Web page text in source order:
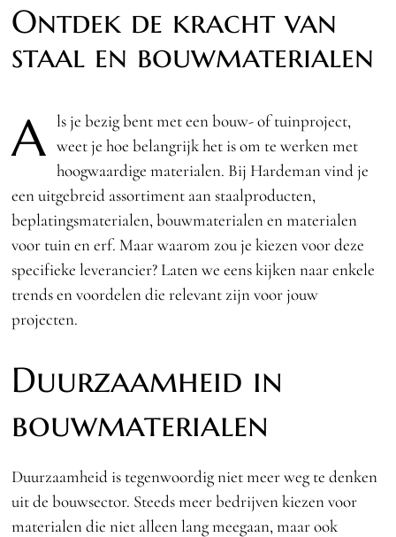
Ontdek de kracht van
staal en bouwmaterialen
A ls je bezig bent met een bouw- of tuinproject,
weet je hoe belangrijk het is om te werken met
hoogwaardige materialen. Bij Hardeman vind je
een uitgebreid assortiment aan staalproducten,
beplatingsmaterialen, bouwmaterialen en materialen
voor tuin en erf. Maar waarom zou je kiezen voor deze
specifieke leverancier? Laten we eens kijken naar enkele
trends en voordelen die relevant zijn voor jouw
projecten.
Duurzaamheid in
bouwmaterialen
Duurzaamheid is tegenwoordig niet meer weg te denken
uit de bouwsector. Steeds meer bedrijven kiezen voor
materialen die niet alleen lang meegaan, maar ook